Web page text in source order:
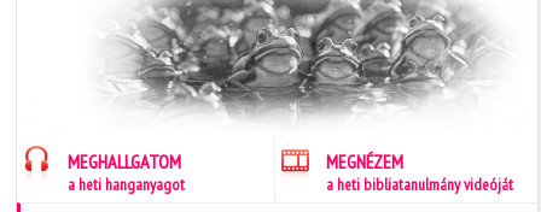
MEGHALLGATOM
a heti hanganyagot
MEGNÉZEM
a heti bibliatanulmány videóját